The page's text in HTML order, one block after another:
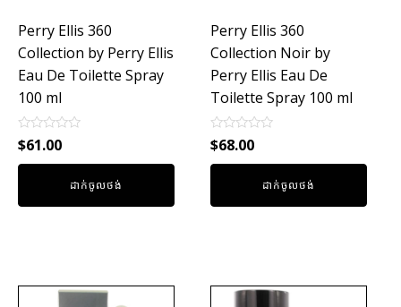
Perry Ellis 360
Collection by Perry Ellis
Eau De Toilette Spray
100 ml
Rated
0
out
$61.00
ដាក់ចូលថង់
Perry Ellis 360
Collection Noir by
Perry Ellis Eau De
Toilette Spray 100 ml
Rated
0
out
$68.00
ដាក់ចូលថង់